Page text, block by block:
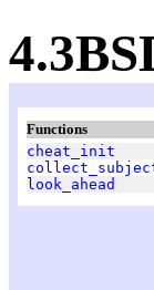
Functions
cheat_init
look_ahead